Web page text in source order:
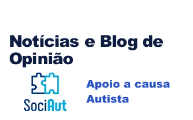
Notícias e Blog de
Opinião
Apoio a causa
Autista